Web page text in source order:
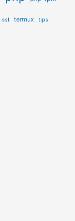
ssl termux tips